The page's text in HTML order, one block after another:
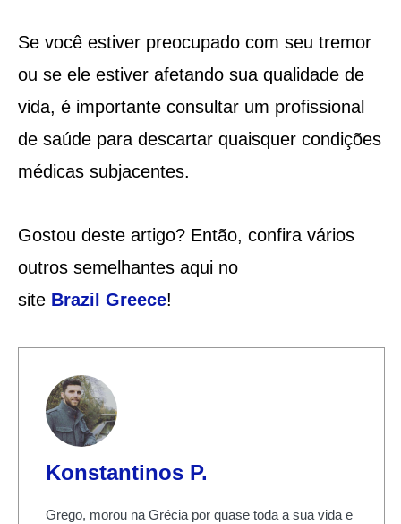
Se você estiver preocupado com seu tremor
ou se ele estiver afetando sua qualidade de
vida, é importante consultar um profissional
de saúde para descartar quaisquer condições
médicas subjacentes.
Gostou deste artigo? Então, confira vários
outros semelhantes aqui no
site Brazil Greece!
Konstantinos P.
Grego, morou na Grécia por quase toda a sua vida e